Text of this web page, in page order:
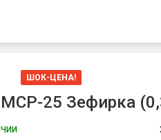
ШОК-ЦЕНА!
25 Зефирка